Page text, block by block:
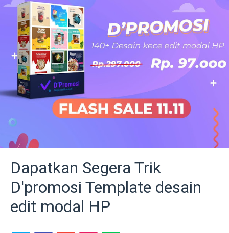
Dapatkan Segera Trik
D'promosi Template desain
edit modal HP